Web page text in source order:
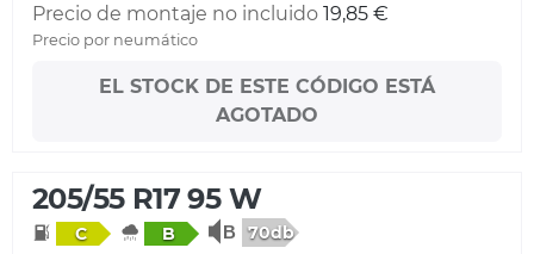
Precio de montaje no incluido 19,85 €
Precio por neumático
EL STOCK DE ESTE CÓDIGO ESTÁ
AGOTADO
205/55 R17 95 W
C B 70db